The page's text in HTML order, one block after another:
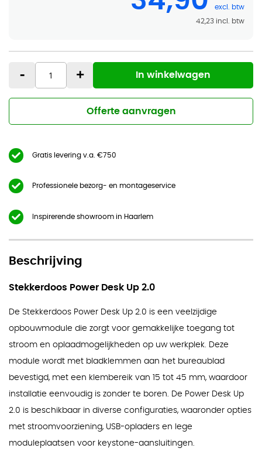
42,23
- + In winkelwagen
Offerte aanvragen
Gratis levering v.a. €750
Professionele bezorg- en montageservice
Inspirerende showroom in Haarlem
Beschrijving
Stekkerdoos Power Desk Up 2.0
De Stekkerdoos Power Desk Up 2.0 is een veelzijdige
opbouwmodule die zorgt voor gemakkelijke toegang tot
stroom en oplaadmogelijkheden op uw werkplek. Deze
module wordt met bladklemmen aan het bureaublad
bevestigd, met een klembereik van 15 tot 45 mm, waardoor
installatie eenvoudig is zonder te boren. De Power Desk Up
2.0 is beschikbaar in diverse configuraties, waaronder opties
met stroomvoorziening, USB-opladers en lege
moduleplaatsen voor keystone-aansluitingen.